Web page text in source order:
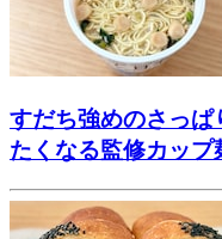
すだち強めのさっ
たくなる監修カップ